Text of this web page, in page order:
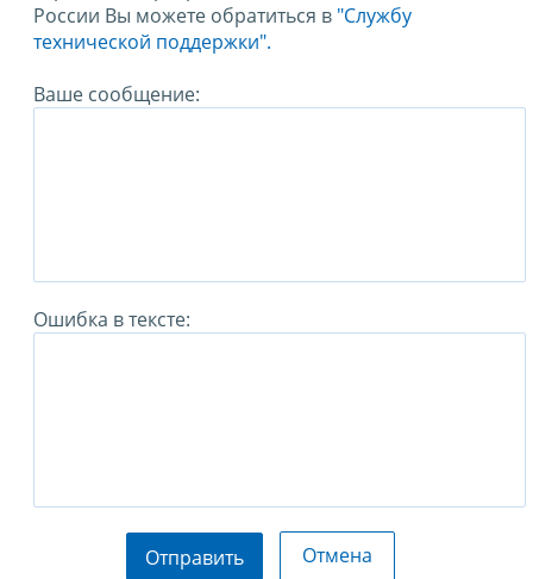
России Вы можете обратиться в "Службу
технической поддержки".
Ваше сообщение:
Ошибка в тексте:
Отправить Отмена